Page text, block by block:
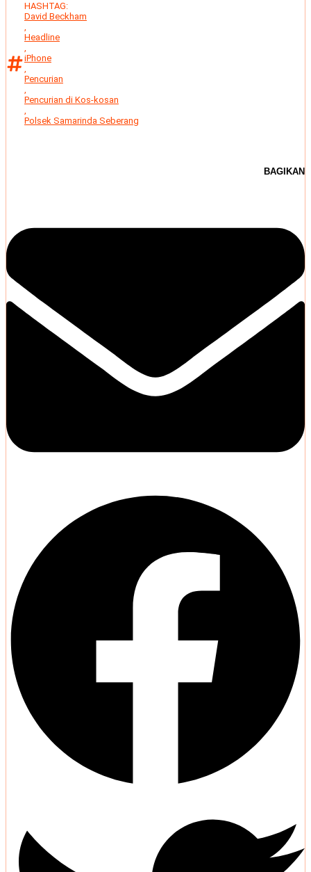
HASHTAG:
David Beckham
,
Headline
,
iPhone
,
Pencurian
,
Pencurian di Kos-kosan
,
Polsek Samarinda Seberang
BAGIKAN